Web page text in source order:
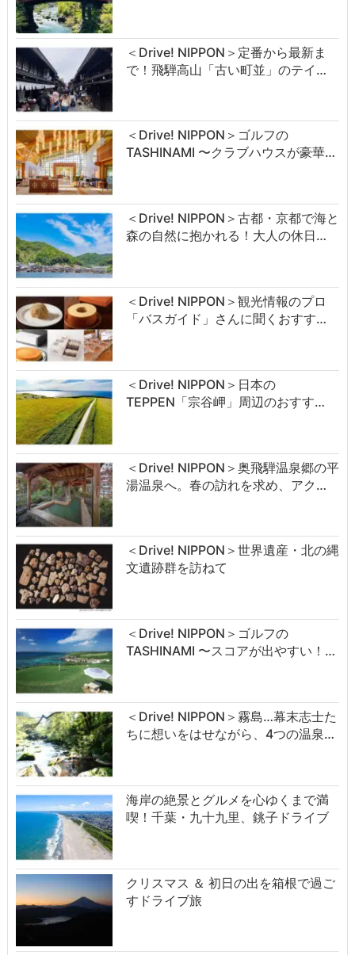
＜Drive! NIPPON＞定番から最新ま
で！飛騨高山「古い町並」のテイ…
＜Drive! NIPPON＞ゴルフの
TASHINAMI 〜クラブハウスが豪華…
＜Drive! NIPPON＞古都・京都で海と
森の自然に抱かれる！大人の休日…
＜Drive! NIPPON＞観光情報のプロ
「バスガイド」さんに聞くおすす…
＜Drive! NIPPON＞日本の
TEPPEN「宗谷岬」周辺のおすす…
＜Drive! NIPPON＞奥飛騨温泉郷の平
湯温泉へ。春の訪れを求め、アク…
＜Drive! NIPPON＞世界遺産・北の縄
文遺跡群を訪ねて
＜Drive! NIPPON＞ゴルフの
TASHINAMI 〜スコアが出やすい！…
＜Drive! NIPPON＞霧島…幕末志士た
ちに想いをはせながら、4つの温泉…
海岸の絶景とグルメを心ゆくまで満
喫！千葉・九十九里、銚子ドライブ
クリスマス ＆ 初日の出を箱根で過ご
すドライブ旅